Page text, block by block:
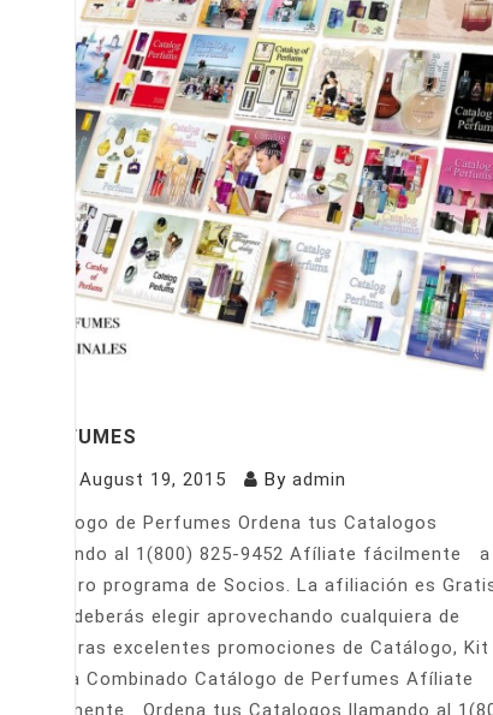
PERFUMES
August 19, 2015 By admin
Catálogo de Perfumes Ordena tus Catalogos
llamando al 1(800) 825-9452 Afíliate fácilmente a
nuestro programa de Socios. La afiliación es
Sólo deberás elegir aprovechando cualquiera de
nuestras excelentes promociones de Catálogo, Kit
Venta Combinado Catálogo de Perfumes Afíliate
fácilmente Ordena tus Catalogos llamando al